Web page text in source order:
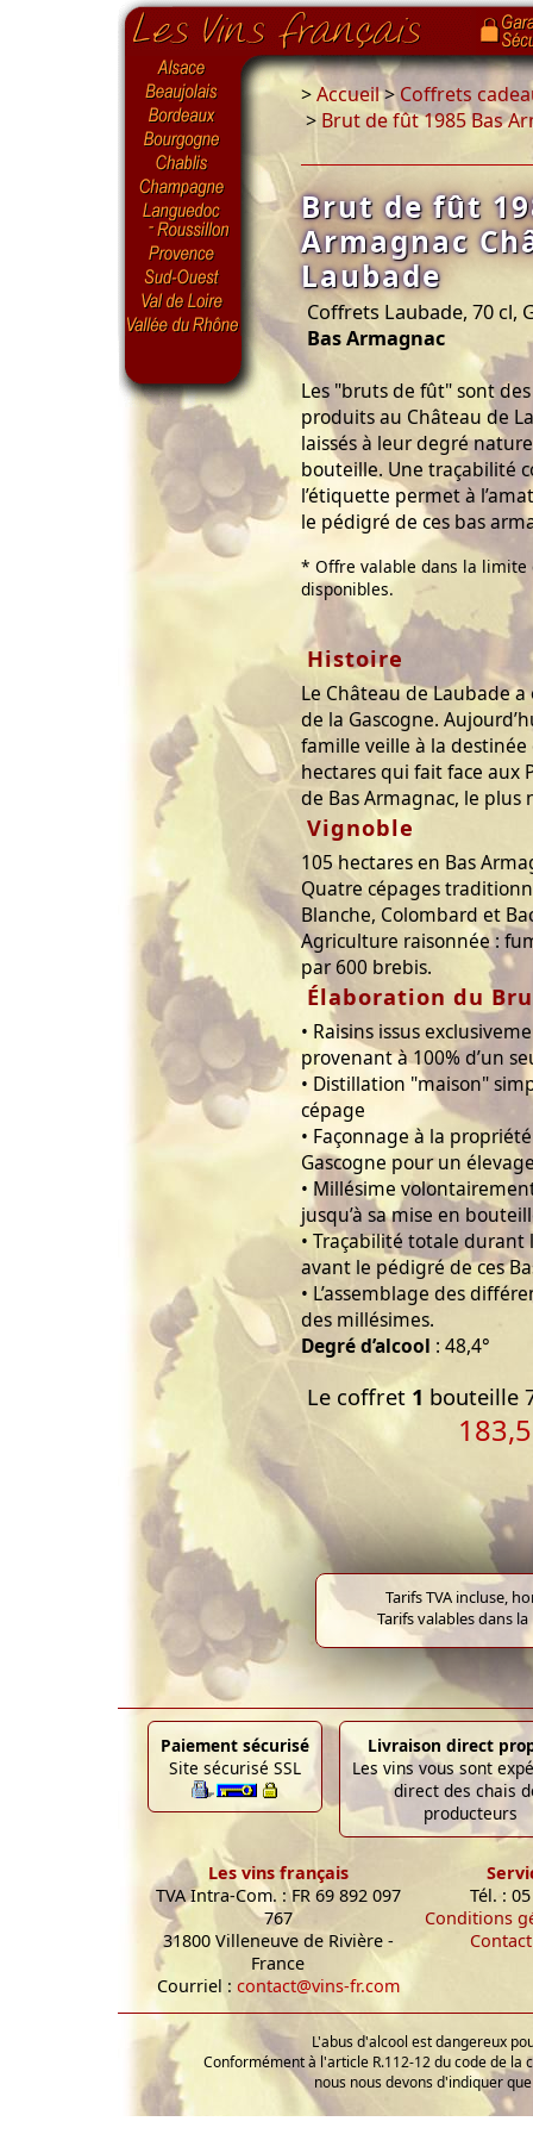
>Accueil>Coffrets
> Brut de fût 1985 Bas
Brut de fût
Armagnac
Laubade
Coffrets Laubade, 70 cl,
Bas Armagnac
Les "bruts de fût" sont
produits au Château de
laissés à leur degré
bouteille. Une traçabilité
l’étiquette permet à
le pédigré de ces bas
* Offre valable dans la limite
disponibles.
Histoire
Le Château de Laubade
de la Gascogne.
famille veille à la
hectares qui fait face aux
de Bas Armagnac, le plus
Vignoble
105 hectares en Bas
Quatre cépages
Blanche, Colombard et
Agriculture raisonnée :
par 600 brebis.
Élaboration du
• Raisins issus
provenant à 100% d’un
• Distillation "maison"
cépage
• Façonnage à la
Gascogne pour un
• Millésime
jusqu’à sa mise en
• Traçabilité totale
avant le pédigré de ces
• L’assemblage des
des millésimes.
Degré d’alcool : 48,4°
Le coffret 1 bouteille
Tarifs TVA incluse,
Tarifs valables dans
Paiement sécurisé
Site sécurisé SSL
Livraison direct
Les vins vous sont
direct des chais
producteurs
Les vins français
TVA Intra-Com. : FR 69 892 097
767
31800 Villeneuve de Rivière -
France
Courriel : contact@vins-fr.com
Tél. :
Conditions
Contact
L'abus d'alcool est dangereux
Conformément à l'article R.112-12 du code de la
nous nous devons d'indiquer